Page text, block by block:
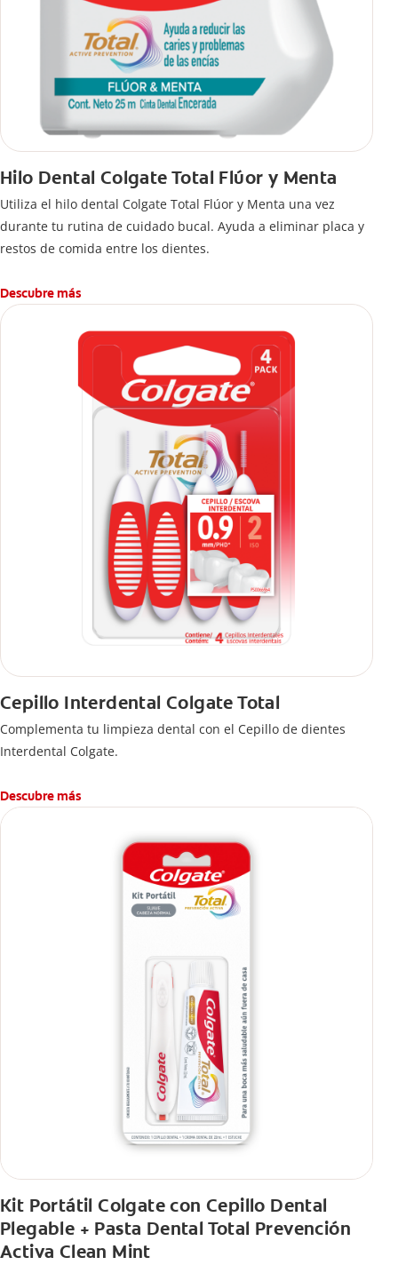
Hilo Dental Colgate Total Flúor y Menta
Utiliza el hilo dental Colgate Total Flúor y Menta una vez
durante tu rutina de cuidado bucal. Ayuda a eliminar placa y
restos de comida entre los dientes.
Descubre más
Cepillo Interdental Colgate Total
Complementa tu limpieza dental con el Cepillo de dientes
Interdental Colgate.
Descubre más
Kit Portátil Colgate con Cepillo Dental
Plegable + Pasta Dental Total Prevención
Activa Clean Mint